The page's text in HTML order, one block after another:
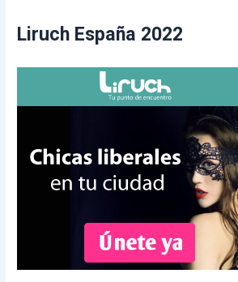
Liruch España 2022